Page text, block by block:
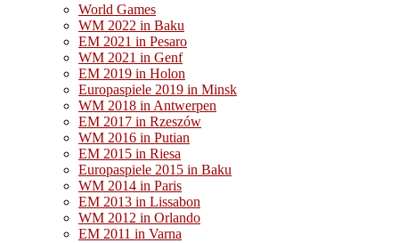
World Games
WM 2022 in Baku
EM 2021 in Pesaro
WM 2021 in Genf
EM 2019 in Holon
Europaspiele 2019 in Minsk
WM 2018 in Antwerpen
EM 2017 in Rzeszów
WM 2016 in Putian
EM 2015 in Riesa
Europaspiele 2015 in Baku
WM 2014 in Paris
EM 2013 in Lissabon
WM 2012 in Orlando
EM 2011 in Varna